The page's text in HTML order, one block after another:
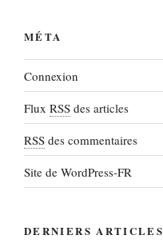
MÉTA
Connexion
Flux RSS des articles
RSS des commentaires
Site de WordPress-FR
DERNIERS ARTICLES